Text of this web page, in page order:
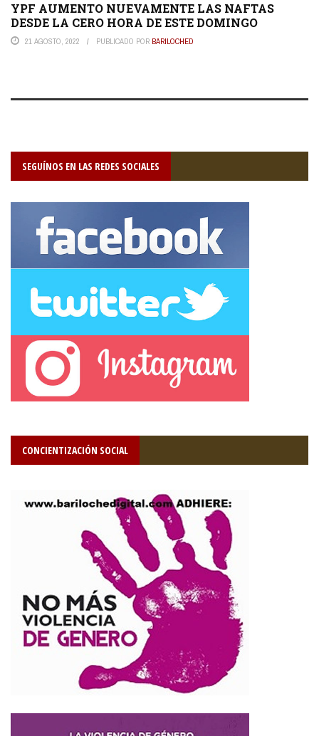
YPF AUMENTO NUEVAMENTE LAS NAFTAS
DESDE LA CERO HORA DE ESTE DOMINGO
21 AGOSTO, 2022 PUBLICADO POR BARILOCHED
SEGUÍNOS EN LAS REDES SOCIALES
CONCIENTIZACIÓN SOCIAL